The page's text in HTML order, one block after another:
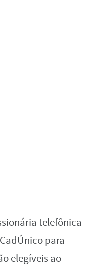
telefônica
para
elegíveis ao